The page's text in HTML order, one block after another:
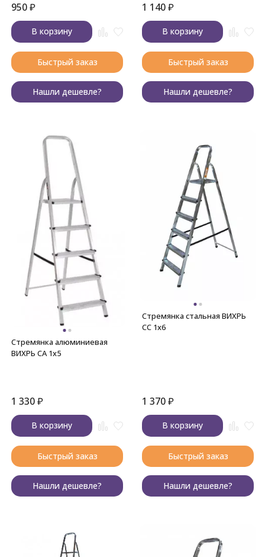
950₽
В корзину
Быстрый заказ
Нашли дешевле?
1 140₽
В корзину
Быстрый заказ
Нашли дешевле?
Стремянка алюминиевая
ВИХРЬ СА 1х5
1 330₽
В корзину
Быстрый заказ
Нашли дешевле?
Стремянка стальная ВИХРЬ
СС 1х6
1 370₽
В корзину
Быстрый заказ
Нашли дешевле?